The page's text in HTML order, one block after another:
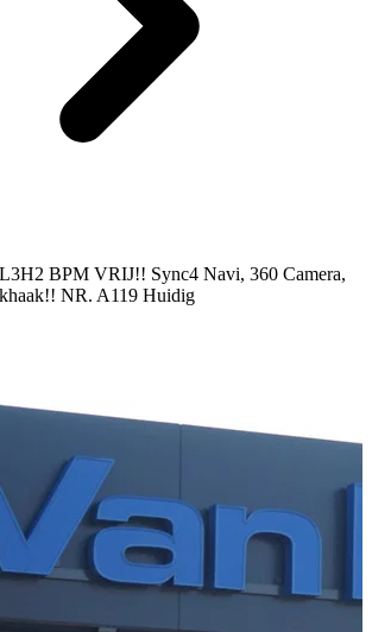
BPM VRIJ!! Sync4 Navi, 360 Camera,
NR. A119 Huidig